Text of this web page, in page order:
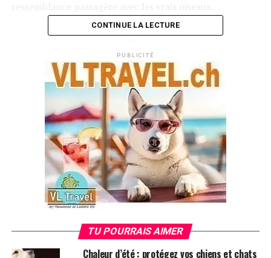
Les débats sur l’inapproprié jouet pour chien kiwi ont
CONTINUE LA LECTURE
PUBLICITÉ
TU POURRAIS AIMER
Chaleur d’été : protégez vos chiens et chats